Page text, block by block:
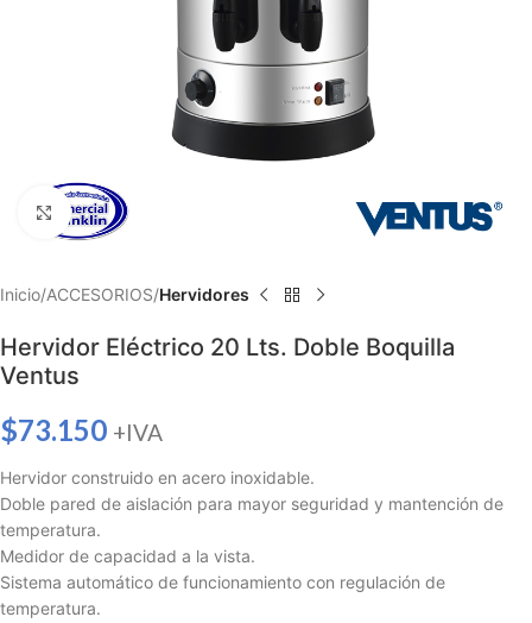
Haga clic para ampliar
Inicio ACCESORIOS Hervidores
Hervidor Eléctrico 20 Lts. Doble Boquilla
Ventus
$73.150 +IVA
Hervidor construido en acero inoxidable.
Doble pared de aislación para mayor seguridad y mantención de
temperatura.
Medidor de capacidad a la vista.
Sistema automático de funcionamiento con regulación de
temperatura.